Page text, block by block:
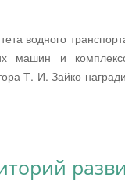
водного
машин и
Т. И. Зайко